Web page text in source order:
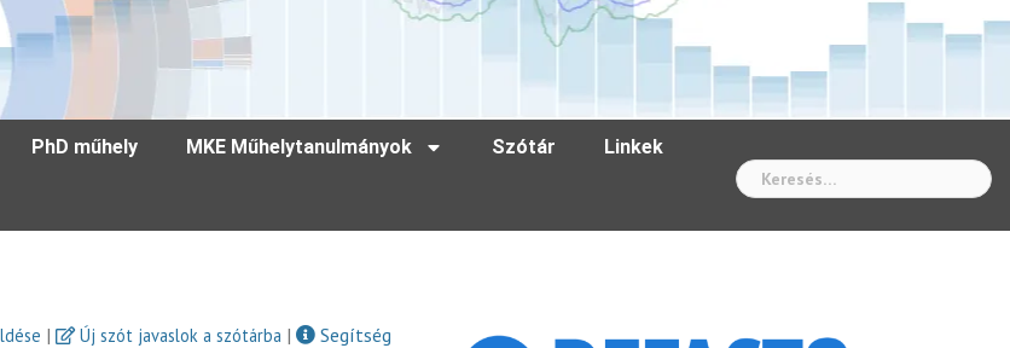
PhD műhely MKE Műhelytanulmányok Szótár Linkek
| Új szót javaslok a szótárba |
Segítség